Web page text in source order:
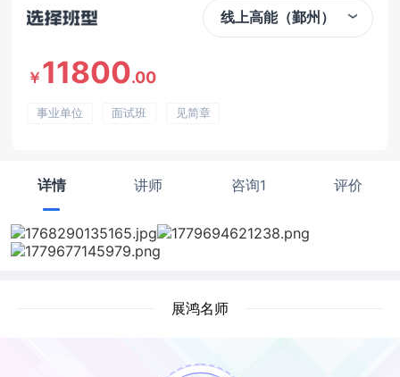
线上高能（鄞州）
￥ 11800.00
事业单位 面试班 见简章
详情 讲师 咨询1 评价
展鸿名师